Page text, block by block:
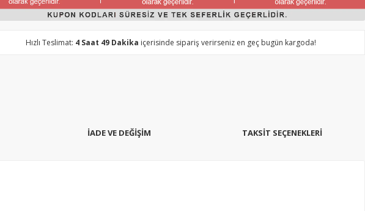
Hızlı Teslimat: 4 Saat 49 Dakika içerisinde sipariş verirseniz en geç bugün kargoda!
İADE VE DEĞİŞİM TAKSIT SEÇENEKLERI